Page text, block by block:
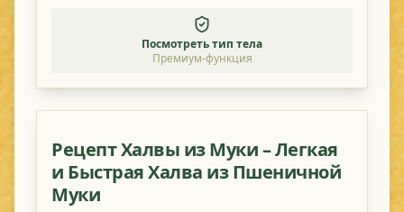
Посмотреть тип тела
Премиум-функция
Рецепт Халвы из Муки – Легкая
и Быстрая Халва из Пшеничной
Муки